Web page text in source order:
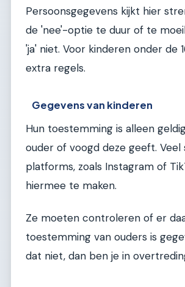
Persoonsgegevens kijkt hier
de 'nee'-optie te duur of te
'ja' niet. Voor kinderen onder de
extra regels.
Gegevens van kinderen
Hun toestemming is alleen
ouder of voogd deze geeft. Veel
platforms, zoals Instagram of
hiermee te maken.
Ze moeten controleren of er
toestemming van ouders is
dat niet, dan ben je in